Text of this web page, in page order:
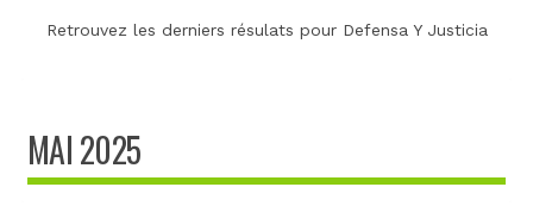
Retrouvez les derniers résulats pour Defensa Y Justicia
MAI 2025